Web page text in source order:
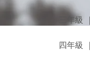
三年級 ｜
四年級 ｜